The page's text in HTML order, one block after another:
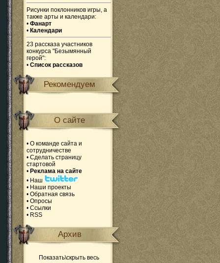
Рисунки поклонников игры, а
также арты и календари:
• Фанарт
• Календари
23 рассказа участников
конкурса "Безымянный
герой":
• Список рассказов
Рекомендуем
О сайте
• О команде сайта и
сотрудничестве
• Сделать страницу
стартовой
• Реклама на сайте
• Наш
• Наши проекты
• Обратная связь
• Опросы
• Ссылки
• RSS
Архив
Показать\скрыть весь